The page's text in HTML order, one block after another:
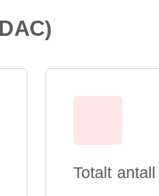
Totalt